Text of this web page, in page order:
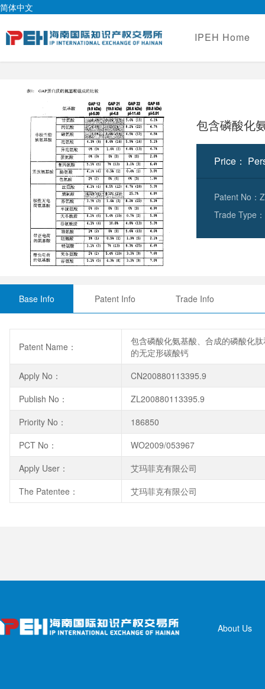
简体中文
IPEH Home
包含磷酸化
Price：
Patent No：
Trade Type
Base Info Patent Info Trade Info
Patent Name：
包含磷酸化氨基酸、合成的磷酸化
的无定形碳酸钙
Apply No：
CN200880113395.9
Publish No：
ZL200880113395.9
Priority No：
186850
PCT No：
WO2009/053967
Apply User：
艾玛菲克有限公司
The Patentee：
艾玛菲克有限公司
About Us